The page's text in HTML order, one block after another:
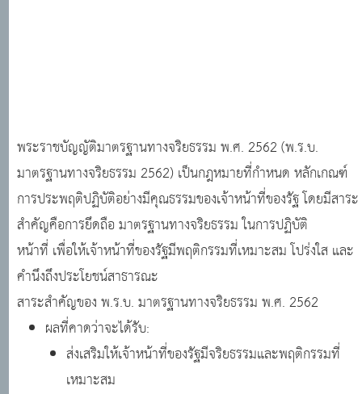
พระราชบัญญัติมาตรฐานทางจริยธรรม พ.ศ. 2562 (พ.ร.บ.
มาตรฐานทางจริยธรรม 2562) เป็นกฎหมายที่กำหนด หลักเกณฑ์
การประพฤติปฏิบัติอย่างมีคุณธรรมของเจ้าหน้าที่ของรัฐ โดยมีสาระ
สำคัญคือการยึดถือ มาตรฐานทางจริยธรรม ในการปฏิบัติ
หน้าที่ เพื่อให้เจ้าหน้าที่ของรัฐมีพฤติกรรมที่เหมาะสม โปร่งใส และ
คำนึงถึงประโยชน์สาธารณะ
สาระสำคัญของ พ.ร.บ. มาตรฐานทางจริยธรรม พ.ศ. 2562
ผลที่คาดว่าจะได้รับ:
ส่งเสริมให้เจ้าหน้าที่ของรัฐมีจริยธรรมและพฤติกรรมที่
เหมาะสม